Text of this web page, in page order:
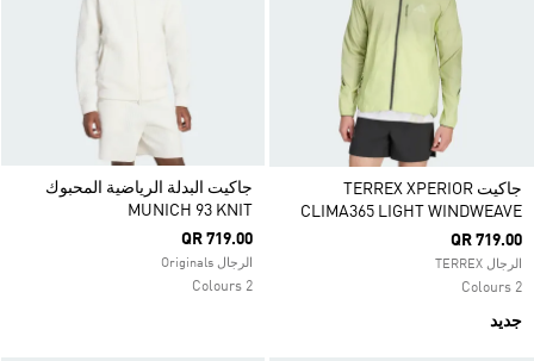
جاكيت TERREX XPERIOR
CLIMA365 LIGHT WINDWEAVE
QR 719.00
الرجال TERREX
2 Colours
جديد
جاكيت البدلة الرياضية المحبوك
MUNICH 93 KNIT
QR 719.00
الرجال Originals
2 Colours